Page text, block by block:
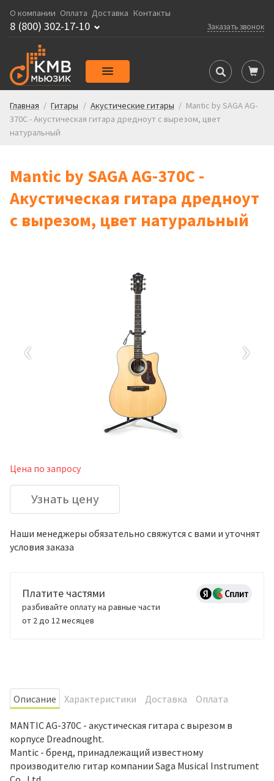
О компании Оплата Доставка Контакты
Заказать звонок
8 (800) 302-17-10
Главная / Гитары / Акустические гитары / Mantic by SAGA AG-
370С - Акустическая гитара дредноут с вырезом, цвет
натуральный
Mantic by SAGA AG-370С -
Акустическая гитара дредноут
с вырезом, цвет натуральный
‹ ›
Цена по запросу
Узнать цену
Наши менеджеры обязательно свяжутся с вами и уточнят
условия заказа
Платите частями
разбивайте оплату на равные части
от 2 до 12 месяцев
Oписание Характеристики Доставка Оплата
MANTIC AG-370C - акустическая гитара с вырезом в
корпусе Dreadnought.
Mantic - бренд, принадлежащий известному
производителю гитар компании Saga Musical Instrument